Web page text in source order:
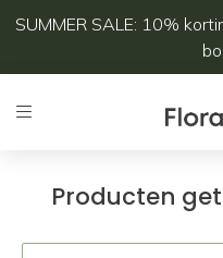
SUMMER SALE: 10%
Producten